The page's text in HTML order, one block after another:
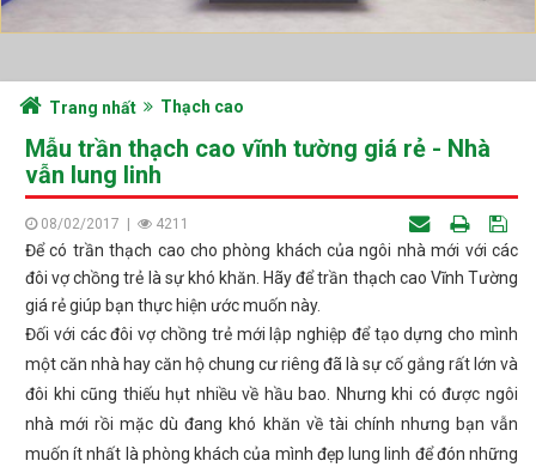
Trang nhất Thạch cao
Mẫu trần thạch cao vĩnh tường giá rẻ - Nhà
vẫn lung linh
08/02/2017 4211
Để có trần thạch cao cho phòng khách của ngôi nhà mới với các
đôi vợ chồng trẻ là sự khó khăn. Hãy để trần thạch cao Vĩnh Tường
giá rẻ giúp bạn thực hiện ước muốn này.
Đối với các đôi vợ chồng trẻ mới lập nghiệp để tạo dựng cho mình
một căn nhà hay căn hộ chung cư riêng đã là sự cố gắng rất lớn và
đôi khi cũng thiếu hụt nhiều về hầu bao. Nhưng khi có được ngôi
nhà mới rồi mặc dù đang khó khăn về tài chính nhưng bạn vẫn
muốn ít nhất là phòng khách của mình đẹp lung linh để đón những